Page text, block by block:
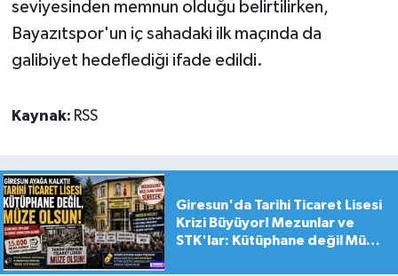
seviyesinden memnun olduğu belirtilirken,
Bayazıtspor'un iç sahadaki ilk maçında da
galibiyet hedeflediği ifade edildi.
Kaynak: RSS
Giresun'da Tarihi Ticaret Lisesi
Krizi Büyüyor! Mezunlar ve
STK'lar: Kütüphane değil Müze